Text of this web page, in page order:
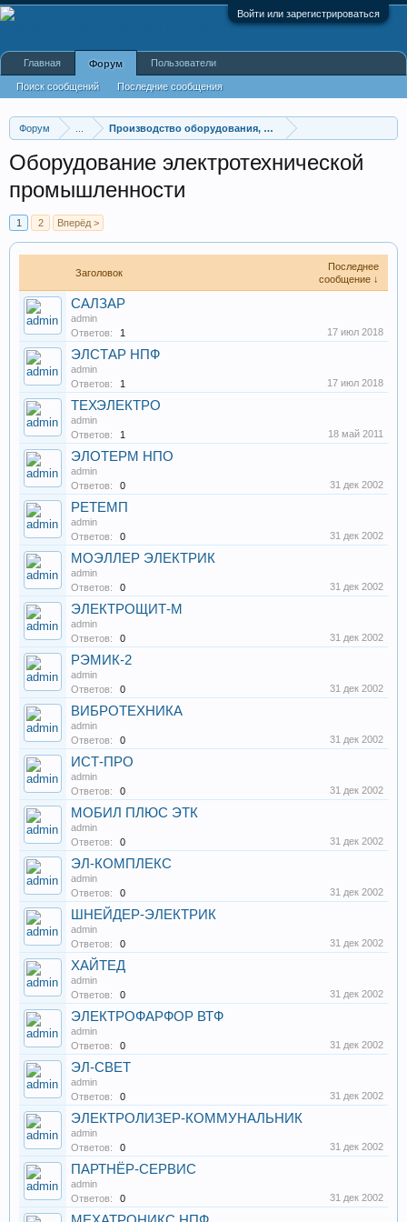
Войти или зарегистрироваться
Форум Производство оборудования, оборудование для произв
Оборудование электротехнической
промышленности
1 2 Вперёд >
Заголовок
Последнее
сообщение ↓
САЛЗАР
admin
Ответов:
1 17 июл 2018
ЭЛСТАР НПФ
admin
Ответов:
1 17 июл 2018
ТЕХЭЛЕКТРО
admin
Ответов:
1 18 май 2011
ЭЛОТЕРМ НПО
admin
Ответов:
0 31 дек 2002
РЕТЕМП
admin
Ответов:
0 31 дек 2002
МОЭЛЛЕР ЭЛЕКТРИК
admin
Ответов:
0 31 дек 2002
ЭЛЕКТРОЩИТ-М
admin
Ответов:
0 31 дек 2002
РЭМИК-2
admin
Ответов:
0 31 дек 2002
ВИБРОТЕХНИКА
admin
Ответов:
0 31 дек 2002
ИСТ-ПРО
admin
Ответов:
0 31 дек 2002
МОБИЛ ПЛЮС ЭТК
admin
Ответов:
0 31 дек 2002
ЭЛ-КОМПЛЕКС
admin
Ответов:
0 31 дек 2002
ШНЕЙДЕР-ЭЛЕКТРИК
admin
Ответов:
0 31 дек 2002
ХАЙТЕД
admin
Ответов:
0 31 дек 2002
ЭЛЕКТРОФАРФОР ВТФ
admin
Ответов:
0 31 дек 2002
ЭЛ-СВЕТ
admin
Ответов:
0 31 дек 2002
ЭЛЕКТРОЛИЗЕР-КОММУНАЛЬНИК
admin
Ответов:
0 31 дек 2002
ПАРТНЁР-СЕРВИС
admin
Ответов:
0 31 дек 2002
Главная Форум
Поиск сообщений Последние сообщения
Пользователи